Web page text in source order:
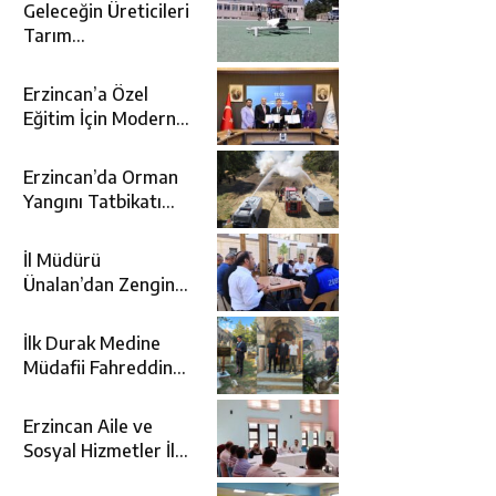
Geleceğin Üreticileri
Tarım
Tanışıyor
Erzincan’a Özel
Eğitim İçin Modern
Eğitim Meslek Okulu
Protokolü İmzalandı
Erzincan’da Orman
Yangını Tatbikatı
İl Müdürü
Ünalan’dan Zengin
Ziyareti
İlk Durak Medine
Müdafii Fahreddin
Kabri
Erzincan Aile ve
Sosyal Hizmetler İl